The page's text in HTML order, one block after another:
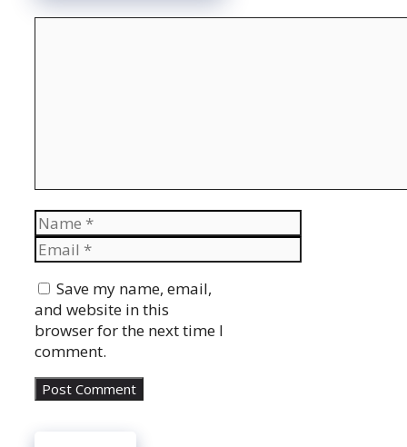
Name
Email
Save my name, email,
and website in this
browser for the next time I
comment.